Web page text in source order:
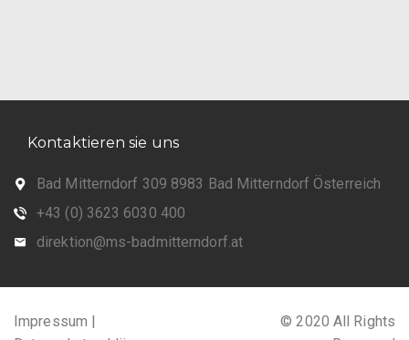
Kontaktieren sie uns
Bad Mitterndorf 309 8983 Bad Mitterndorf Österreich
+43 (0) 3623 6030 400
direktion@ms-badmitterndorf.at
Impressum |
© 2020 All Rights